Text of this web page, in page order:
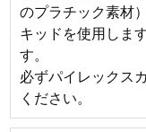
のプラチック素材
キッドを使用しま
す。
必ずパイレックス
ください。